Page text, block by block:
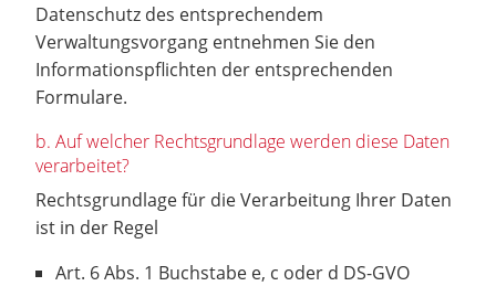
Datenschutz des entsprechendem
Verwaltungsvorgang entnehmen Sie den
Informationspflichten der entsprechenden
Formulare.
b. Auf welcher Rechtsgrundlage werden diese Daten
verarbeitet?
Rechtsgrundlage für die Verarbeitung Ihrer Daten
ist in der Regel
Art. 6 Abs. 1 Buchstabe e, c oder d DS-GVO